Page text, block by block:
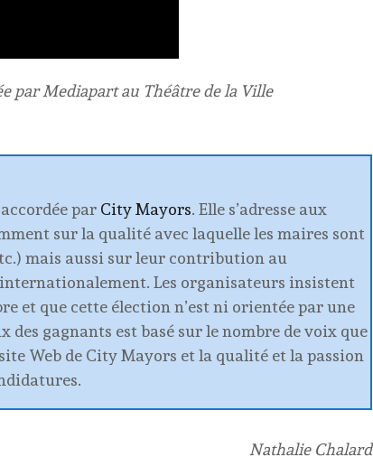
par Mediapart au Théâtre de la Ville
par City Mayors. Elle s’adresse aux
sur la qualité avec laquelle les maires sont
mais aussi sur leur contribution au
Les organisateurs insistent
et que cette élection n’est ni orientée par une
gagnants est basé sur le nombre de voix que
Web de City Mayors et la qualité et la passion
Nathalie Chalard